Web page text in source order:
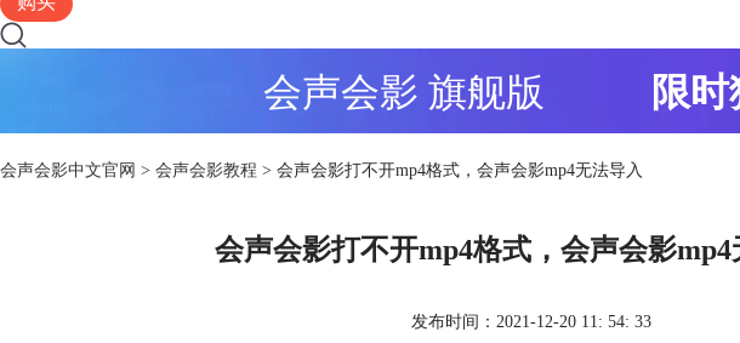
会声会影 旗舰版 限
会声会影中文官网 > 会声会影教程 > 会声会影打不开mp4格式，会声会影mp4无法导入
会声会影打不开mp4格式，会声会影mp4
发布时间：2021-12-20 11: 54: 33